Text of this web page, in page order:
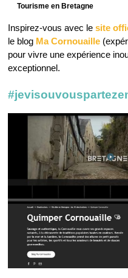
Tourisme en Bretagne
Inspirez-vous avec le site
le blog Ma Cornouaille
pour vivre une expérience
exceptionnel.